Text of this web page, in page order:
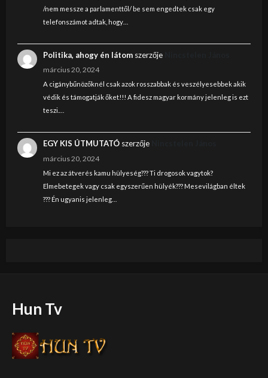
/nem messze a parlamenttől/ be sem engedtek csak egy
telefonszámot adtak, hogy…
Politika, ahogy én látomszerzője
március 20, 2024
A cigánybűnözőknél csak azok rosszabbak és veszélyesebbek akik
védik és támogatják őket!!! A fidesz magyar kormány jelenleg is ezt
teszi.…
EGY KIS ÚTMUTATÓszerzője
március 20, 2024
Mi ez az átverés kamu hülyeség??? Ti drogosok vagytok?
Elmebetegek vagy csak egyszerűen hülyék??? Mesevilágban éltek
??? Én ugyanis jelenleg…
Hun Tv